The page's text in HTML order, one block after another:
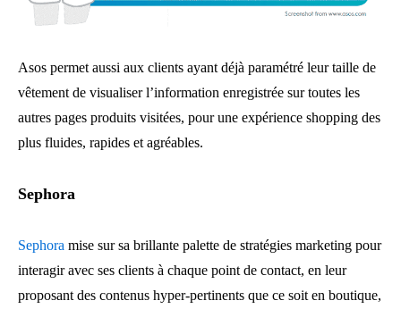
Asos permet aussi aux clients ayant déjà paramétré leur taille de
vêtement de visualiser l’information enregistrée sur toutes les
autres pages produits visitées, pour une expérience shopping des
plus fluides, rapides et agréables.
Sephora
Sephora mise sur sa brillante palette de stratégies marketing pour
interagir avec ses clients à chaque point de contact, en leur
proposant des contenus hyper-pertinents que ce soit en boutique,